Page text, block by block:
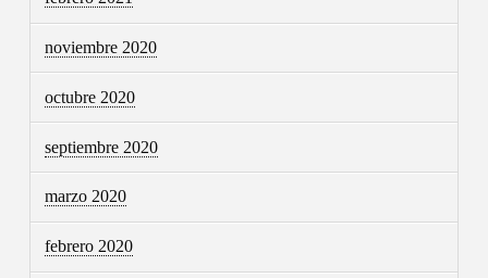
noviembre 2020
octubre 2020
septiembre 2020
marzo 2020
febrero 2020